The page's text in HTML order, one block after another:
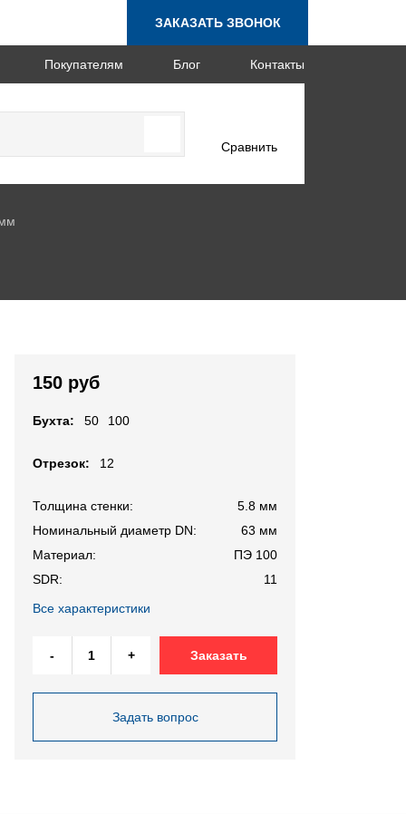
ЗАКАЗАТЬ ЗВОНОК
Покупателям Блог Контакты
Сравнить
150 руб
Бухта: 50 100
Отрезок: 12
Толщина стенки:
5.8 мм
Номинальный диаметр DN:
63 мм
Материал:
ПЭ 100
SDR:
11
Все характеристики
- + Заказать
Задать вопрос